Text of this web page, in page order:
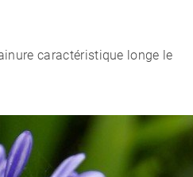
caractéristique longe le